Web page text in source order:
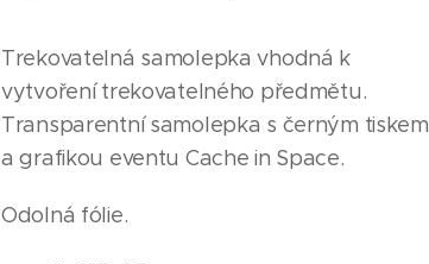
Trekovatelná samolepka vhodná k
vytvoření trekovatelného předmětu.
Transparentní samolepka s černým tiskem
a grafikou eventu Cache in Space.
Odolná fólie.